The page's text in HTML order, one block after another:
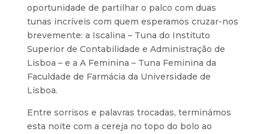
oportunidade de partilhar o palco com duas
tunas incríveis com quem esperamos cruzar-nos
brevemente: a Iscalina – Tuna do Instituto
Superior de Contabilidade e Administração de
Lisboa – e a A Feminina – Tuna Feminina da
Faculdade de Farmácia da Universidade de
Lisboa.
Entre sorrisos e palavras trocadas, terminámos
esta noite com a cereja no topo do bolo ao